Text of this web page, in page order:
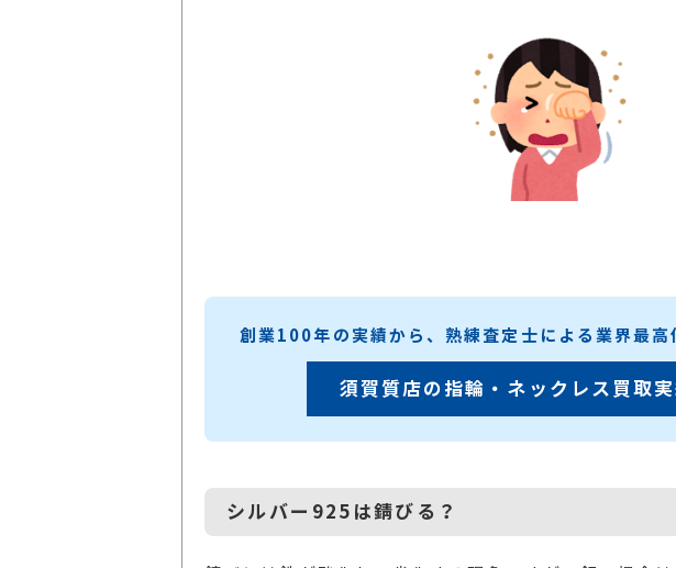
創業100年の実績から、熟練査定士による業界最高
須賀質店の指輪・ネックレス買取
シルバー925は錆びる？